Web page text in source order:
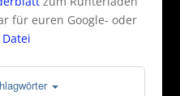
für euren Google- oder